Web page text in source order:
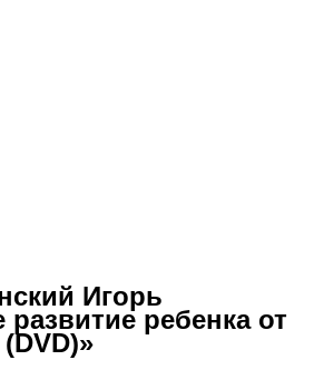
Игорь
развитие ребенка от